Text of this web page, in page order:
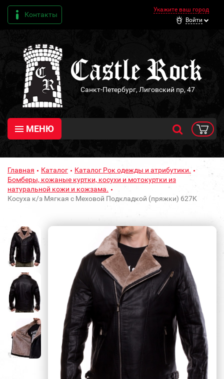
Контакты
Укажите ваш город
Войти
Санкт-Петербург, Лиговский пр, 47
МЕНЮ
Главная Каталог
Каталог Рок одежды и атрибутики.
Бомберы, кожаные куртки, косухи и мотокуртки из
натуральной кожи и кожзама.
Косуха к/з Мягкая с Меховой Подкладкой (пряжки) 627K